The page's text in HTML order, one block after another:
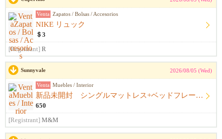
Venta Zapatos / Bolsas / Accesorios
NIKE リュック
＄3
[Registrant] R
Sunnyvale 2026/08/05 (Wed)
Venta Muebles / Interior
新品未開封 シングルマットレス+ベッドフレーム+シーツ
650
[Registrant] M&M